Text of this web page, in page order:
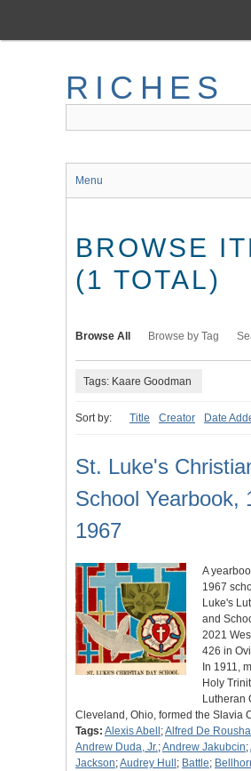
main
RICHES
Menu
BROWSE
(1 TOTAL)
Browse All Browse by Tag
Tags: Kaare Goodman
Sort by: Title Creator Date
St. Luke's
School Yearbook,
1967
A
1967
Luke's
and
2021
426 in
In 1911,
Holy
Lutheran
Cleveland, Ohio, formed the Slavia
Tags: Alexis Abell ;Alfred De Rousha
Andrew Duda, Jr.;Andrew Jakubcin;
Jackson;Audrey Hull ; Battle;